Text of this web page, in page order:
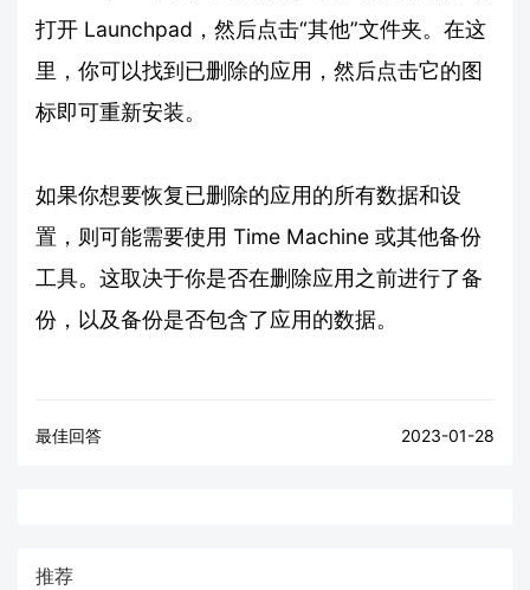
打开 Launchpad，然后点击“其他”文件夹。在这
里，你可以找到已删除的应用，然后点击它的图
标即可重新安装。
如果你想要恢复已删除的应用的所有数据和设
置，则可能需要使用 Time Machine 或其他备份
工具。这取决于你是否在删除应用之前进行了备
份，以及备份是否包含了应用的数据。
最佳回答 2023-01-28
推荐